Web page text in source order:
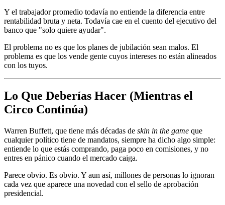
Y el trabajador promedio todavía no entiende la diferencia entre
rentabilidad bruta y neta. Todavía cae en el cuento del ejecutivo del
banco que "solo quiere ayudar".
El problema no es que los planes de jubilación sean malos. El
problema es que los vende gente cuyos intereses no están alineados
con los tuyos.
Lo Que Deberías Hacer (Mientras el
Circo Continúa)
Warren Buffett, que tiene más décadas de skin in the game que
cualquier político tiene de mandatos, siempre ha dicho algo simple:
entiende lo que estás comprando, paga poco en comisiones, y no
entres en pánico cuando el mercado caiga.
Parece obvio. Es obvio. Y aun así, millones de personas lo ignoran
cada vez que aparece una novedad con el sello de aprobación
presidencial.